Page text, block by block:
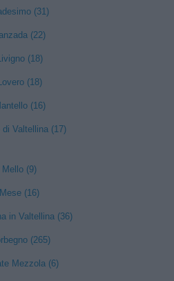
(31)
(22)
(18)
(18)
(16)
di Valtellina (17)
Mello (9)
Mese (16)
in Valtellina (36)
(265)
Mezzola (6)